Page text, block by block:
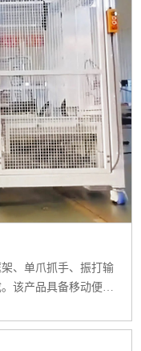
、单爪抓手、振打输
该产品具备移动便
比高、垛型规整美观